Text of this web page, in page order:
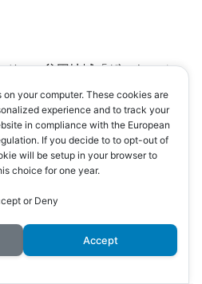
ドンの貧困地域「ザ・キッチ
人公でしたが、ある少年と出
沌と戦いに巻き込まれていき
ケイン・ロビンソン。
your computer. These cookies are
experience and to track your
in compliance with the European
If you decide to to opt-out of
will be setup in your browser to
choice for one year.
or Deny
Accept